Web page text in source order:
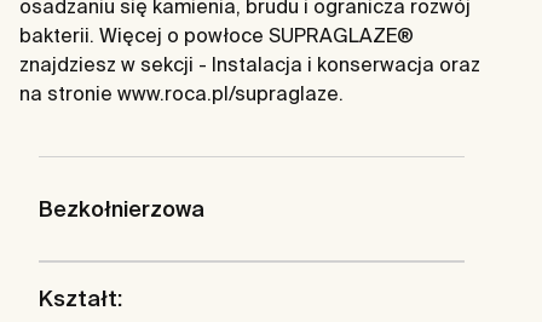
osadzaniu się kamienia, brudu i ogranicza rozwój
bakterii. Więcej o powłoce SUPRAGLAZE®
znajdziesz w sekcji - Instalacja i konserwacja oraz
na stronie www.roca.pl/supraglaze.
Bezkołnierzowa
Kształt: